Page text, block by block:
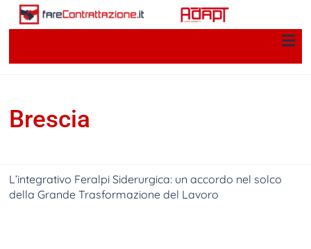
Brescia
L’integrativo Feralpi Siderurgica: un accordo nel solco
della Grande Trasformazione del Lavoro